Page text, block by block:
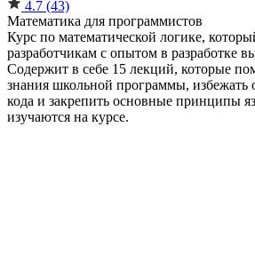
4.7 (43)
Математика для программистов
Курс по математической логике,
разработчикам с опытом в разработке
Содержит в себе 15 лекций, которые
знания школьной программы,
кода и закрепить основные принципы
изучаются на курсе.